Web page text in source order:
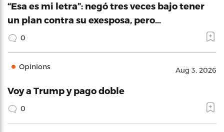
“Esa es mi letra”: negó tres veces bajo tener
un plan contra su exesposa, pero…
0
Opinions Aug 3, 2026
Voy a Trump y pago doble
0